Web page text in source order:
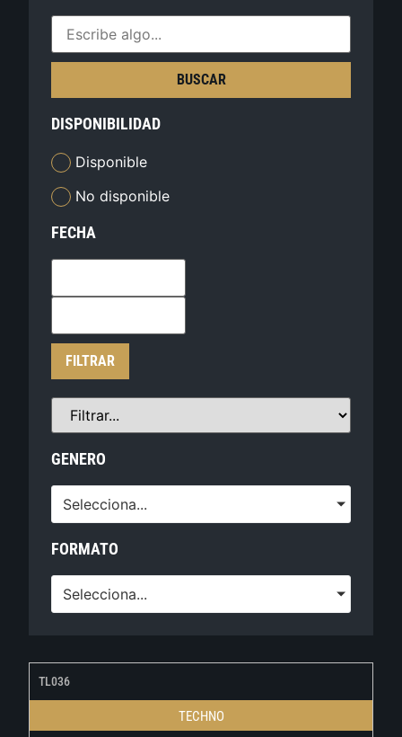
BUSCAR
DISPONIBILIDAD
Disponible
No disponible
FECHA
FILTRAR
GENERO
Selecciona...
FORMATO
Selecciona...
TL036
TECHNO